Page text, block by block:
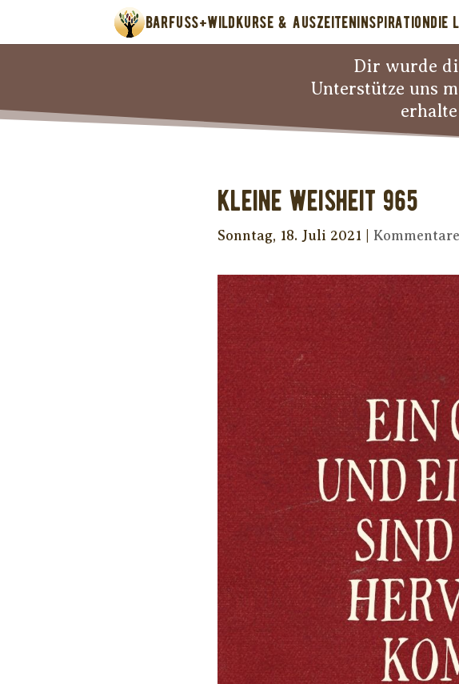
BARFUSS+WILDKURSE & AUSZEITENINSPIRATIONDIE
Dir wurde
Unterstütze uns
Kleine Weisheit 965
Sonntag, 18. Juli 2021 Kommentare